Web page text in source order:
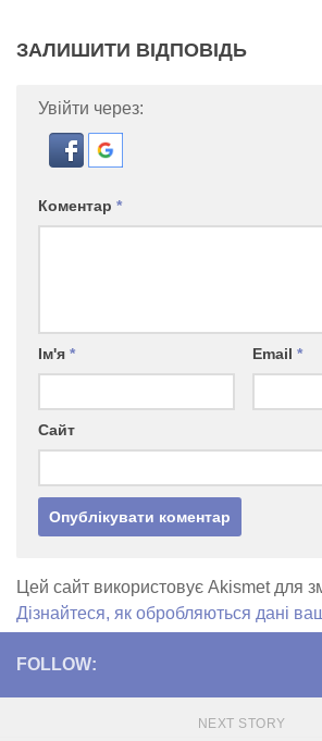
ЗАЛИШИТИ ВІДПОВІДЬ
Увійти через:
Коментар *
Ім'я * Email *
Сайт
Цей сайт використовує Akismet для
Дізнайтеся, як обробляються дані
FOLLOW:
NEXT STORY